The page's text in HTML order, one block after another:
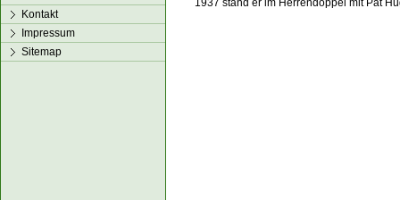
1937 stand er im Herrendoppel mit Pat
Kontakt
Impressum
Sitemap